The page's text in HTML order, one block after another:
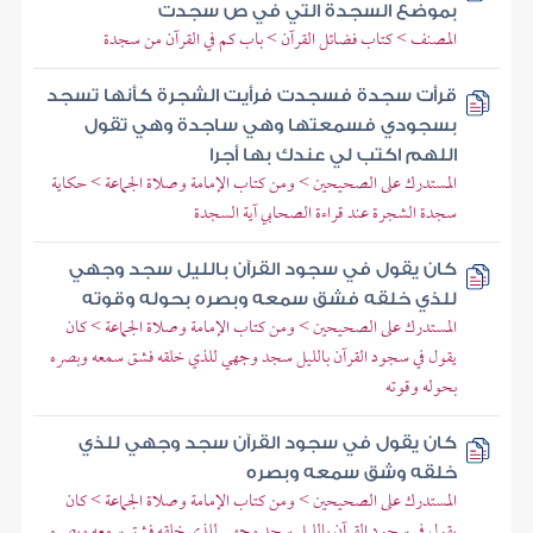
بموضع السجدة التي في ص سجدت
المصنف > كتاب فضائل القرآن > باب كم في القرآن من سجدة
قرأت سجدة فسجدت فرأيت الشجرة كأنها تسجد
بسجودي فسمعتها وهي ساجدة وهي تقول
اللهم اكتب لي عندك بها أجرا
المستدرك على الصحيحين > ومن كتاب الإمامة وصلاة الجماعة > حكاية
سجدة الشجرة عند قراءة الصحابي آية السجدة
كان يقول في سجود القرآن بالليل سجد وجهي
للذي خلقه فشق سمعه وبصره بحوله وقوته
المستدرك على الصحيحين > ومن كتاب الإمامة وصلاة الجماعة > كان
يقول في سجود القرآن بالليل سجد وجهي للذي خلقه فشق سمعه وبصره
بحوله وقوته
كان يقول في سجود القرآن سجد وجهي للذي
خلقه وشق سمعه وبصره
المستدرك على الصحيحين > ومن كتاب الإمامة وصلاة الجماعة > كان